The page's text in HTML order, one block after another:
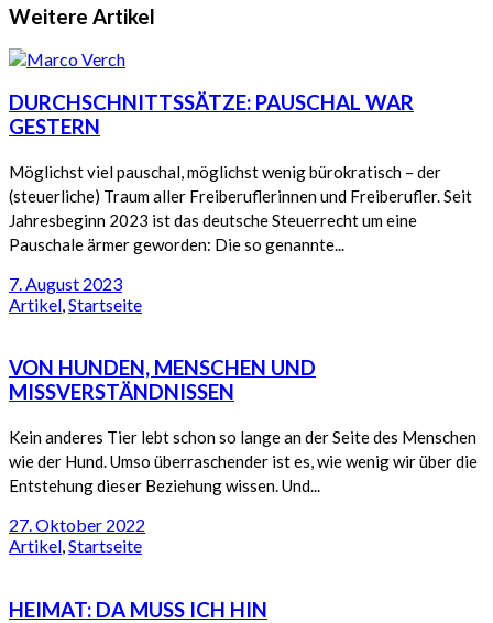
Weitere Artikel
DURCHSCHNITTSSÄTZE: PAUSCHAL WAR
GESTERN
Möglichst viel pauschal, möglichst wenig bürokratisch – der
(steuerliche) Traum aller Freiberuflerinnen und Freiberufler. Seit
Jahresbeginn 2023 ist das deutsche Steuerrecht um eine
Pauschale ärmer geworden: Die so genannte...
7. August 2023
Artikel Startseite
VON HUNDEN, MENSCHEN UND
MISSVERSTÄNDNISSEN
Kein anderes Tier lebt schon so lange an der Seite des Menschen
wie der Hund. Umso überraschender ist es, wie wenig wir über die
Entstehung dieser Beziehung wissen. Und...
27. Oktober 2022
Artikel,Startseite
HEIMAT: DA MUSS ICH HIN